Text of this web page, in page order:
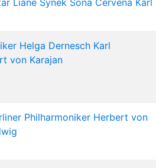
Liane Synek Sona Cervena Karl
Helga Dernesch Karl
von Karajan
Philharmoniker Herbert von